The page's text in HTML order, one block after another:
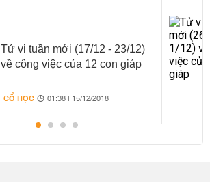
Tử vi tuần mới (17/12 - 23/12)
về công việc của 12 con giáp
CỔ HỌC 01:38 | 15/12/2018